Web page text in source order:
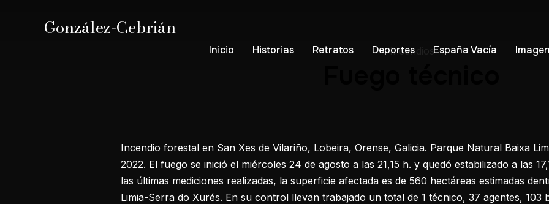
González-Cebrián
Inicio Historias Retratos Deportes España Vacía
Incendios
Incendio forestal en San Xes de Vilariño, Lobeira, Orense, Galicia. Parque Natural Baixa
2022. El fuego se inició el miércoles 24 de agosto a las 21,15 h. y quedó estabilizado a las
las últimas mediciones realizadas, la superficie afectada es de 560 hectáreas estimadas
Limia-Serra do Xurés. En su control llevan trabajado un total de 1 técnico, 37 agentes, 103